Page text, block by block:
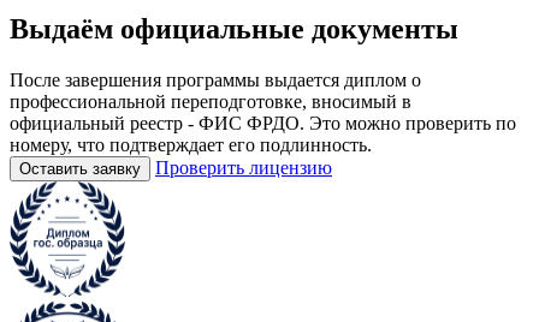
Выдаём официальные документы
После завершения программы выдается диплом о
профессиональной переподготовке, вносимый в
официальный реестр - ФИС ФРДО. Это можно проверить по
номеру, что подтверждает его подлинность.
Оставить заявку Проверить лицензию